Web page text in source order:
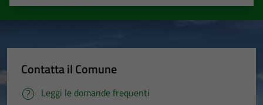
Valuta 5 stelle su 5
Valuta 4 stelle su 5
Valuta 3 stelle su 5
Valuta 2 stelle su 5
Valuta 1 stelle su 5
Contatta il Comune
Leggi le domande frequenti